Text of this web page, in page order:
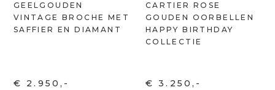
GEELGOUDEN
VINTAGE BROCHE MET
SAFFIER EN DIAMANT
€ 2.950,-
CARTIER ROSE
GOUDEN OORBELLEN
HAPPY BIRTHDAY
COLLECTIE
€ 3.250,-